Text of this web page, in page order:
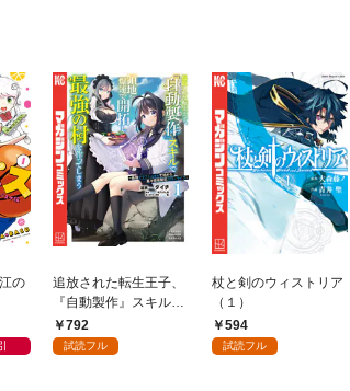
の
追放された転生王子、
『自動製作』スキルで
領地を爆速で開拓し最
強の村を作ってしまう
792
試読フル
杖と剣のウィストリア
（１）
594
試読フル